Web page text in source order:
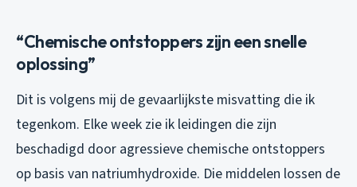
“Chemische ontstoppers zijn een snelle
oplossing”
Dit is volgens mij de gevaarlijkste misvatting die ik
tegenkom. Elke week zie ik leidingen die zijn
beschadigd door agressieve chemische ontstoppers
op basis van natriumhydroxide. Die middelen lossen de